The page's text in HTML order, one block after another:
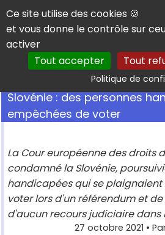
Panneau de gestion des cookies
Ce site utilise des cookies 🍪
et vous donne le contrôle sur
activer
Tout accepter
Tout
Politique de
Slovénie : des personnes
empêchées de voter
La Cour européenne des droits
condamné la Slovénie,
handicapées qui se
voter lors d'un référendum et
d'aucun recours judiciaire dans
27 octobre 2021 •